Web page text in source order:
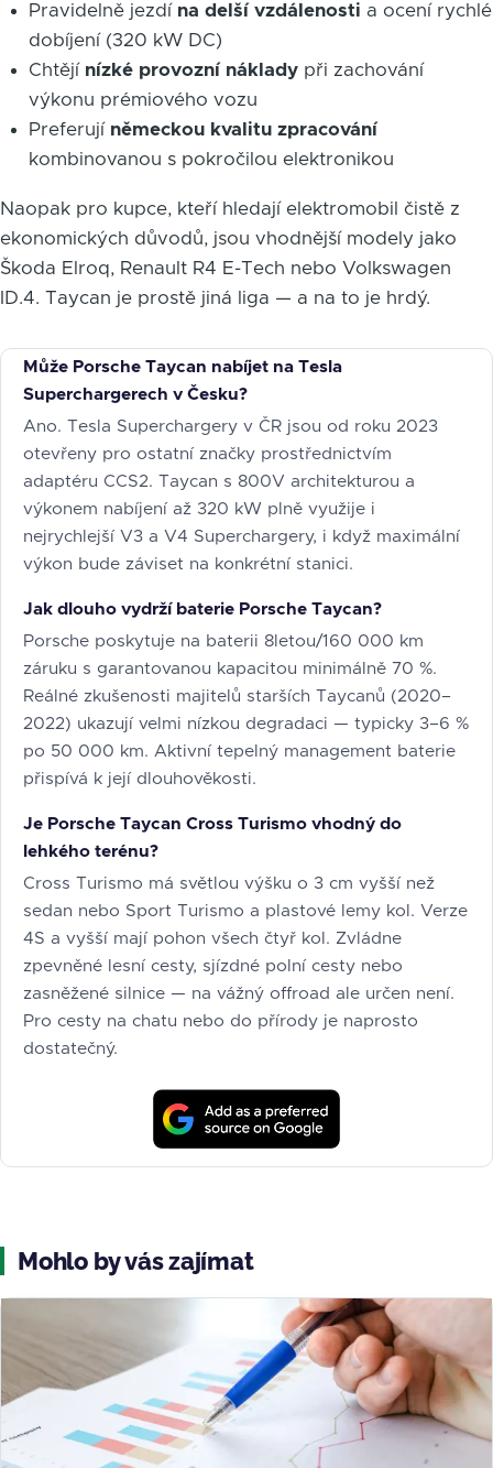
Pravidelně jezdí na delší vzdálenosti a ocení rychlé
dobíjení (320 kW DC)
Chtějí nízké provozní nákladypři zachování
výkonu prémiového vozu
Preferují německou kvalitu zpracování
kombinovanou s pokročilou elektronikou
Naopak pro kupce, kteří hledají elektromobil čistě z
ekonomických důvodů, jsou vhodnější modely jako
Škoda Elroq, Renault R4 E-Tech nebo Volkswagen
ID.4. Taycan je prostě jiná liga — a na to je hrdý.
Může Porsche Taycan nabíjet na Tesla
Superchargerech v Česku?
Ano. Tesla Superchargery v ČR jsou od roku 2023
otevřeny pro ostatní značky prostřednictvím
adaptéru CCS2. Taycan s 800V architekturou a
výkonem nabíjení až 320 kW plně využije i
nejrychlejší V3 a V4 Superchargery, i když maximální
výkon bude záviset na konkrétní stanici.
Jak dlouho vydrží baterie Porsche Taycan?
Porsche poskytuje na baterii 8letou/160 000 km
záruku s garantovanou kapacitou minimálně 70 %.
Reálné zkušenosti majitelů starších Taycanů (2020–
2022) ukazují velmi nízkou degradaci — typicky 3–6 %
po 50 000 km. Aktivní tepelný management baterie
přispívá k její dlouhověkosti.
Je Porsche Taycan Cross Turismo vhodný do
lehkého terénu?
Cross Turismo má světlou výšku o 3 cm vyšší než
sedan nebo Sport Turismo a plastové lemy kol. Verze
4S a vyšší mají pohon všech čtyř kol. Zvládne
zpevněné lesní cesty, sjízdné polní cesty nebo
zasněžené silnice — na vážný offroad ale určen není.
Pro cesty na chatu nebo do přírody je naprosto
dostatečný.
Mohlo by vás zajímat